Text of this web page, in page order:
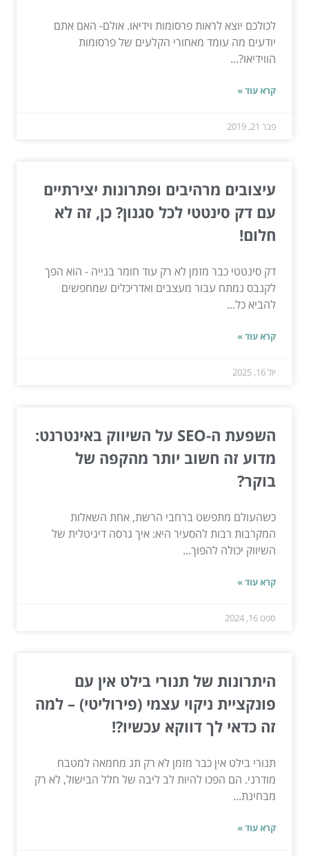
לכולכם יוצא לראות פרסומות וידיאו. אולם- האם אתם
יודעים מה עומד מאחורי הקלעים של פרסומות
הווידיאו?...
קרא עוד »
פבר 21, 2019
עיצובים מרהיבים ופתרונות יצירתיים
עם דק סינטטי לכל סגנון? כן, זה לא
חלום!
דק סינטטי כבר מזמן לא רק עוד חומר בנייה - הוא הפך
לקנבס נמתח עבור מעצבים ואדריכלים שמחפשים
להביא כל...
קרא עוד »
יול 16, 2025
השפעת ה-SEO על השיווק באינטרנט:
מדוע זה חשוב יותר מהקפה של
בוקר?
כשהעולם מתפשט ברחבי הרשת, אחת השאלות
המקרבות רבות להסעיר היא: איך גרסה דיגיטלית של
השיווק יכולה להפוך...
קרא עוד »
ספט 16, 2024
היתרונות של תנורי בילט אין עם
פונקציית ניקוי עצמי (פירוליטי) – למה
זה כדאי לך דווקא עכשיו?!
תנורי בילט אין כבר מזמן לא רק תג מחמאה למטבח
מודרני. הם הפכו להיות לב ליבה של חלל הבישול, לא רק
מבחינת...
קרא עוד »